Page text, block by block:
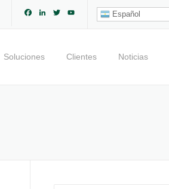
Español
Facebook
LinkedIn
TwitterYouTube
Channel
Soluciones Clientes Noticias